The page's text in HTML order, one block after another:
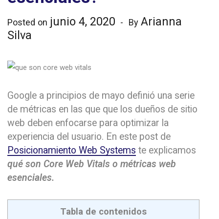
Posted on junio 4, 2020 By Arianna
Silva
Google a principios de mayo definió una serie
de métricas en las que que los dueños de sitio
web deben enfocarse para optimizar la
experiencia del usuario. En este post de
Posicionamiento Web Systems te explicamos
qué son Core Web Vitals o métricas web
esenciales.
Tabla de contenidos